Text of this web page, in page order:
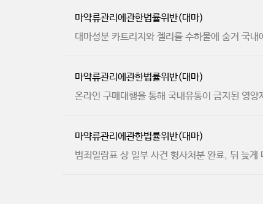
마약류관리에관한법률위반(대마)
대마성분 카트리지와 젤리를 수하물에 숨겨 국
마약류관리에관한법률위반(대마)
온라인 구매대행을 통해 국내유통이 금지된 영
마약류관리에관한법률위반(대마)
범죄일람표 상 일부 사건 형사처분 완료, 뒤 늦게